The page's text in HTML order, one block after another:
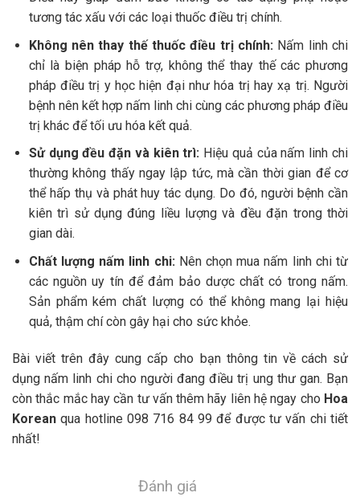
tương tác xấu với các loại thuốc điều trị chính.
Không nên thay thế thuốc điều trị chính: Nấm linh chi
chỉ là biện pháp hỗ trợ, không thể thay thế các phương
pháp điều trị y học hiện đại như hóa trị hay xạ trị. Người
bệnh nên kết hợp nấm linh chi cùng các phương pháp điều
trị khác để tối ưu hóa kết quả.
Sử dụng đều đặn và kiên trì: Hiệu quả của nấm linh chi
thường không thấy ngay lập tức, mà cần thời gian để cơ
thể hấp thụ và phát huy tác dụng. Do đó, người bệnh cần
kiên trì sử dụng đúng liều lượng và đều đặn trong thời
gian dài.
Chất lượng nấm linh chi: Nên chọn mua nấm linh chi từ
các nguồn uy tín để đảm bảo dược chất có trong nấm.
Sản phẩm kém chất lượng có thể không mang lại hiệu
quả, thậm chí còn gây hại cho sức khỏe.
Bài viết trên đây cung cấp cho bạn thông tin về cách sử
dụng nấm linh chi cho người đang điều trị ung thư gan. Bạn
còn thắc mắc hay cần tư vấn thêm hãy liên hệ ngay cho Hoa
Korean qua hotline 098 716 84 99 để được tư vấn chi tiết
nhất!
Đánh giá